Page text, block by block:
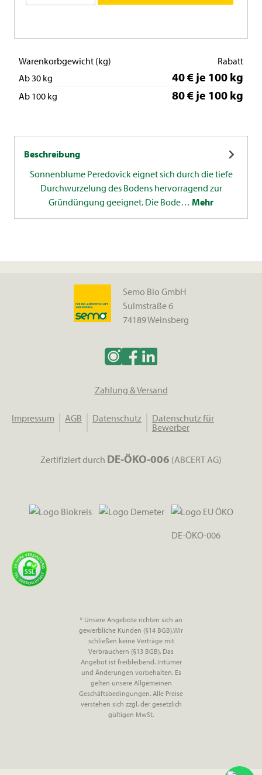
Warenkorbgewicht (kg)
Rabatt
Ab 30 kg
40 € je 100 kg
Ab 100 kg 80 € je 100 kg
Beschreibung
Sonnenblume Peredovick eignet sich durch die tiefe
Durchwurzelung des Bodens hervorragend zur
Gründüngung geeignet. Die Bode… Mehr
Semo Bio GmbH
Sulmstraße 6
74189 Weinsberg
Zahlung & Versand
Impressum AGB Datenschutz
Datenschutz für
Bewerber
Zertifiziert durch DE-ÖKO-006 (ABCERT AG)
DE-ÖKO-006
* Unsere Angebote richten sich an
gewerbliche Kunden (§14 BGB).Wir
schließen keine Verträge mit
Verbrauchern (§13 BGB). Das
Angebot ist freibleibend. Irrtümer
und Änderungen vorbehalten. Es
gelten unsere Allgemeinen
Geschäftsbedingungen. Alle Preise
verstehen sich zzgl. der gesetzlich
gültigen MwSt.